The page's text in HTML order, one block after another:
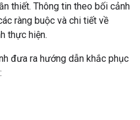
thiết. Thông tin theo bối cảnh
ràng buộc và chi tiết về
thực hiện.
đưa ra hướng dẫn khắc phục